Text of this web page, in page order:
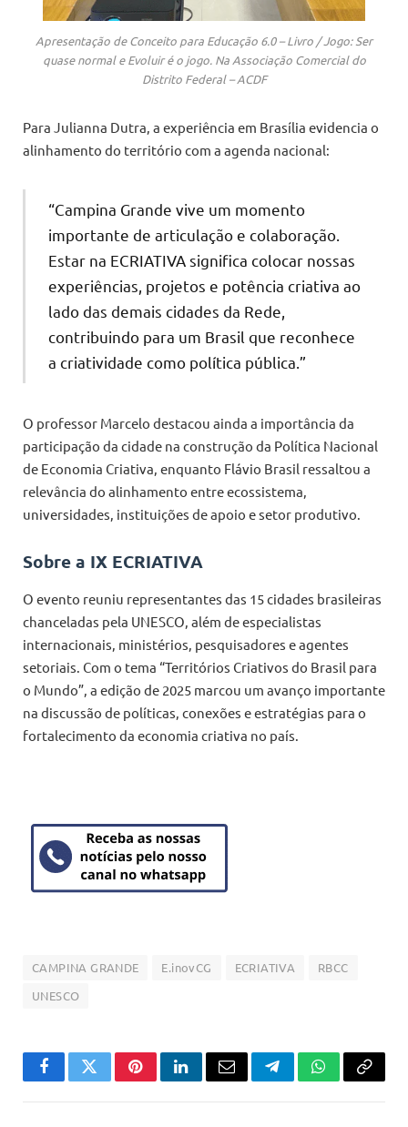
Apresentação de Conceito para Educação 6.0 – Livro / Jogo: Ser
quase normal e Evoluir é o jogo. Na Associação Comercial do
Distrito Federal – ACDF
Para Julianna Dutra, a experiência em Brasília evidencia o
alinhamento do território com a agenda nacional:
“Campina Grande vive um momento
importante de articulação e colaboração.
Estar na ECRIATIVA significa colocar nossas
experiências, projetos e potência criativa ao
lado das demais cidades da Rede,
contribuindo para um Brasil que reconhece
a criatividade como política pública.”
O professor Marcelo destacou ainda a importância da
participação da cidade na construção da Política Nacional
de Economia Criativa, enquanto Flávio Brasil ressaltou a
relevância do alinhamento entre ecossistema,
universidades, instituições de apoio e setor produtivo.
Sobre a IX ECRIATIVA
O evento reuniu representantes das 15 cidades brasileiras
chanceladas pela UNESCO, além de especialistas
internacionais, ministérios, pesquisadores e agentes
setoriais. Com o tema “Territórios Criativos do Brasil para
o Mundo”, a edição de 2025 marcou um avanço importante
na discussão de políticas, conexões e estratégias para o
fortalecimento da economia criativa no país.
CAMPINA GRANDE E.inovCG ECRIATIVA
RBCC
UNESCO
FacebookTwitterPinterestLinkedInEmail TelegramWhatsApp
Copiar